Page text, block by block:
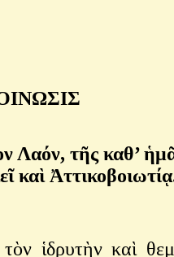
Λαόν, τῆς καθ’
καὶ
ἱδρυτὴν καὶ